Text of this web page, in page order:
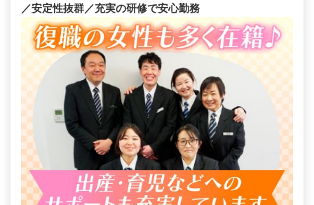
／安定性抜群／充実の研修で安心勤務